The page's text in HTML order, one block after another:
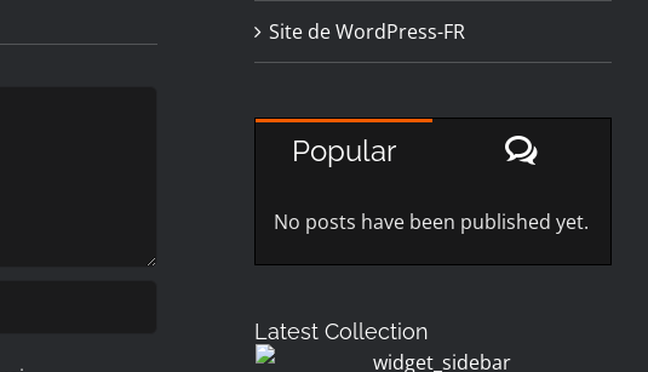
Site de WordPress-FR
Popular
No posts have been published yet.
Latest Collection